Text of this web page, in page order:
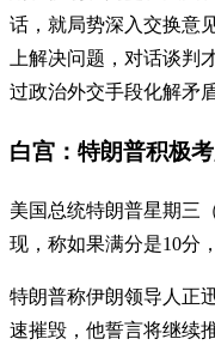
话，就局势深入交换意
上解决问题，对话谈判
过政治外交手段化解矛
白宫：特朗普积极
美国总统特朗普星期三
现，称如果满分是10分
特朗普称伊朗领导人正
速摧毁，他誓言将继续